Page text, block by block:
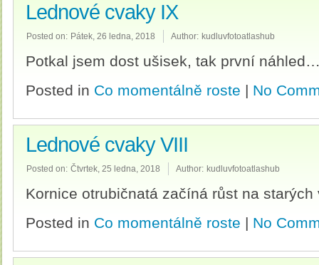
Lednové cvaky IX
Posted on: Pátek, 26 ledna, 2018 Author: kudluvfotoatlashub
Potkal jsem dost ušisek, tak první
Posted in Co momentálně roste | No
Lednové cvaky VIII
Posted on: Čtvrtek, 25 ledna, 2018 Author: kudluvfotoatlashub
Kornice otrubičnatá začíná růst na
Posted in Co momentálně roste | No